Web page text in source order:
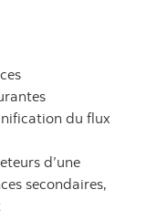
du flux
d’une
secondaires,